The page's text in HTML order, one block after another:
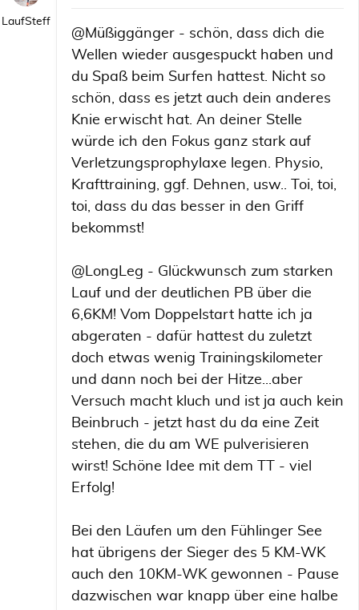
LaufSteff
@Müßiggänger - schön, dass dich die
Wellen wieder ausgespuckt haben und
du Spaß beim Surfen hattest. Nicht so
schön, dass es jetzt auch dein anderes
Knie erwischt hat. An deiner Stelle
würde ich den Fokus ganz stark auf
Verletzungsprophylaxe legen. Physio,
Krafttraining, ggf. Dehnen, usw.. Toi, toi,
toi, dass du das besser in den Griff
bekommst!
@LongLeg - Glückwunsch zum starken
Lauf und der deutlichen PB über die
6,6KM! Vom Doppelstart hatte ich ja
abgeraten - dafür hattest du zuletzt
doch etwas wenig Trainingskilometer
und dann noch bei der Hitze...aber
Versuch macht kluch und ist ja auch kein
Beinbruch - jetzt hast du da eine Zeit
stehen, die du am WE pulverisieren
wirst! Schöne Idee mit dem TT - viel
Erfolg!
Bei den Läufen um den Fühlinger See
hat übrigens der Sieger des 5 KM-WK
auch den 10KM-WK gewonnen - Pause
dazwischen war knapp über eine halbe